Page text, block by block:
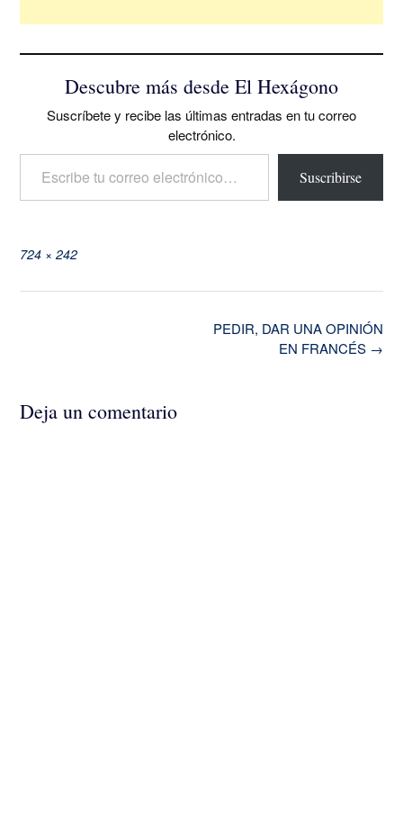
Descubre más desde El Hexágono
Suscríbete y recibe las últimas entradas en tu correo
electrónico.
Escribe tu correo electrónico…
Suscribirse
Tamaño
724 × 242
PEDIR, DAR UNA OPINIÓN
EN FRANCÉS →
Deja un comentario